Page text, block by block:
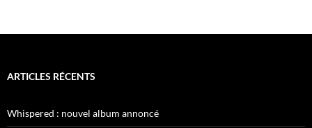
ARTICLES RÉCENTS
Whispered : nouvel album annoncé